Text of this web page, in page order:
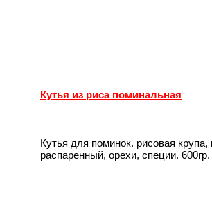
Кутья из риса поминальная
Кутья для поминок. рисовая
распаренный, орехи, специи.